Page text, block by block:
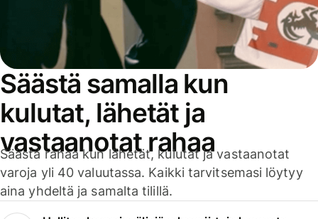
Säästä samalla kun
kulutat, lähetät ja
vastaanotat rahaa
Säästä rahaa kun lähetät, kulutat ja vastaanotat
varoja yli 40 valuutassa. Kaikki tarvitsemasi löytyy
aina yhdeltä ja samalta tilillä.